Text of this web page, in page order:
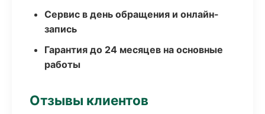
Сервис в день обращения и онлайн-
запись
Гарантия до 24 месяцев на основные
работы
Отзывы клиентов